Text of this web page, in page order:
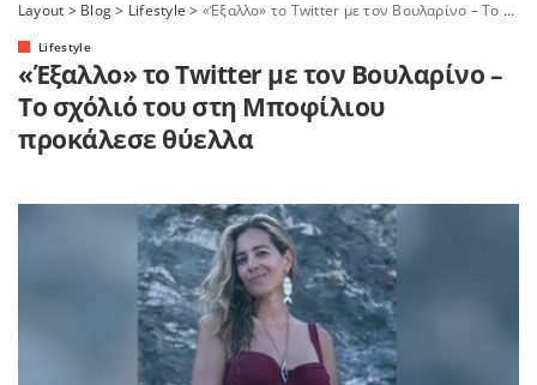
Layout > Blog> Lifestyle > «Έξαλλο» το Twitter με τον Βουλαρίνο – Το σχόλιό του στη Μποφίλιου προκάλεσε θύελλα
Lifestyle
«Έξαλλο» το Twitter με τον Βουλαρίνο –
Το σχόλιό του στη Μποφίλιου
προκάλεσε θύελλα